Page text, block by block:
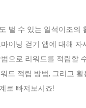
벌 수 있는 일석이조의
이닝 걷기 앱에 대해
으로 리워드를 적립할
드 적립 방법, 그리고
로 빠져보시죠!